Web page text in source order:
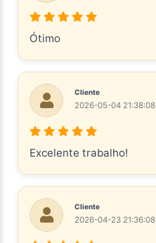
Ótimo
Cliente
2026-05-04 21:38:08
Excelente trabalho!
Cliente
2026-04-23 21:36:08